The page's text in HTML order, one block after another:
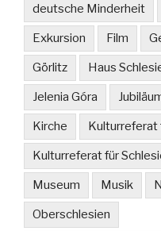
deutsche Minderheit
Exkursion Film
Görlitz Haus
Jelenia Góra
Kirche Kulturreferat
Kulturreferat für
Museum Musik
Oberschlesien